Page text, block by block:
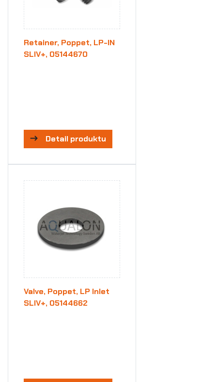
Retainer, Poppet, LP-IN
SLIV+, 05144670
Detail produktu
Valve, Poppet, LP Inlet
SLIV+, 05144662